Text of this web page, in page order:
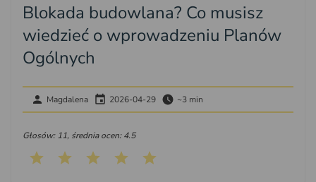
Blokada budowlana? Co musisz
wiedzieć o wprowadzeniu Planów
Ogólnych
Magdalena 2026-04-29 ~3 min
Głosów: 11, średnia ocen: 4.5